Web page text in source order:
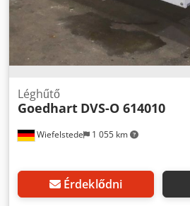
Wiefelstede 1 055 km
Léghűtő
Goedhart DVS-O 614010
Érdeklődni